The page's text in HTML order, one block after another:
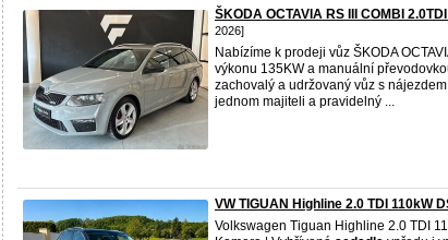
ŠKODA OCTAVIA RS III COMBI
2026]
Nabízíme k prodeji vůz ŠKODA
výkonu 135KW a manuální
zachovalý a udržovaný vůz s
jednom majiteli a pravidelný ...
VW TIGUAN Highline 2.0 TDI 110kW
Volkswagen Tiguan Highline 2.0 TDI